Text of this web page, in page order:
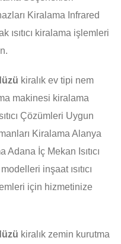
Kiralama Infrared
ısıtıcı kiralama işlemleri
kiralık ev tipi nem
makinesi kiralama
Çözümleri Uygun
Kiralama Alanya
Adana İç Mekan Isıtıcı
inşaat ısıtıcı
için hizmetinize
kiralık zemin kurutma